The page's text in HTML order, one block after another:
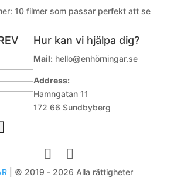
10 filmer som passar perfekt att se
Hur kan vi hjälpa dig?
Mail:hello@enhörningar.se
Address:
Hamngatan 11
172 66 Sundbyberg
| © 2019 - 2026 Alla rättigheter